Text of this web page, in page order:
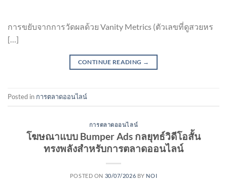
การขยับจากการวัดผลด้วย Vanity Metrics (ตัวเลขที่ดูสวยหร
[…]
CONTINUE READING →
Posted in การตลาดออนไลน์
การตลาดออนไลน์
โฆษณาแบบ Bumper Ads กลยุทธ์วิดีโอสั้น
ทรงพลังสำหรับการตลาดออนไลน์
POSTED ON 30/07/2026 BY NOI